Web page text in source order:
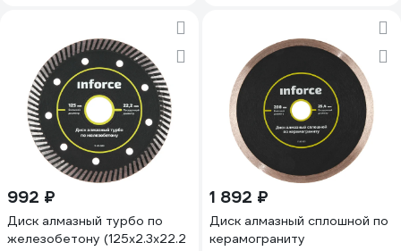
992 ₽
Диск алмазный турбо по
железобетону (125х2.3x22.2
1 892 ₽
Диск алмазный сплошной по
керамограниту